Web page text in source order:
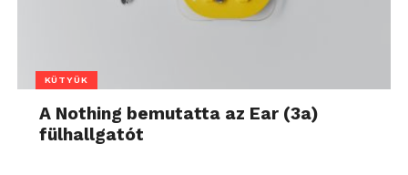
KÜTYÜK
A Nothing bemutatta az Ear (3a)
fülhallgatót